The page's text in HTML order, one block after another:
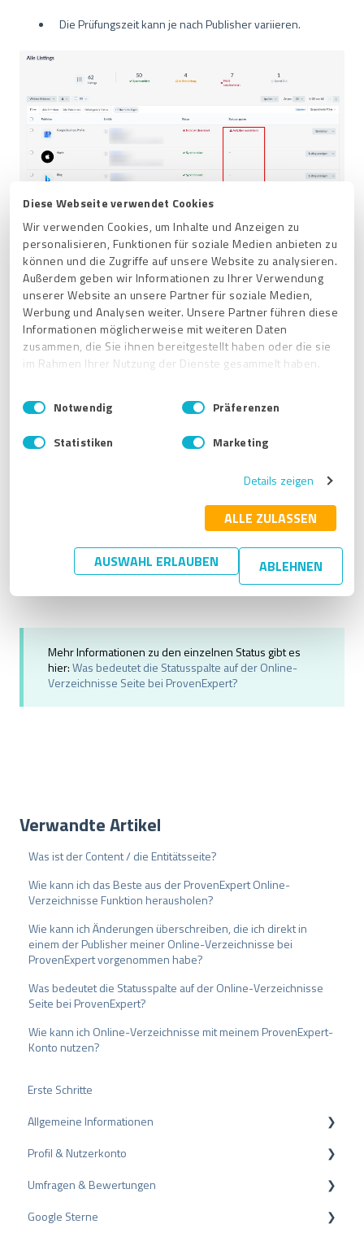
Diese Webseite verwendet Cookies
Wir verwenden Cookies, um Inhalte und Anzeigen zu
personalisieren, Funktionen für soziale Medien anbieten zu
können und die Zugriffe auf unsere Website zu analysieren.
Außerdem geben wir Informationen zu Ihrer Verwendung
unserer Website an unsere Partner für soziale Medien,
Werbung und Analysen weiter. Unsere Partner führen diese
Informationen möglicherweise mit weiteren Daten
zusammen, die Sie ihnen bereitgestellt haben oder die sie
im Rahmen Ihrer Nutzung der Dienste gesammelt haben.
Impressum
Datenschutzbestimmungen
E
i
w
h
Notwendig Präferenzen
Statistiken Marketing
Details zeigen
ALLE ZULASSEN
AUSWAHL ERLAUBEN ABLEHNEN
Die Prüfungszeit kann je nach Publisher variieren.
Dieser Status wird manchmal auch neben einer
SchaltflächeEinrichtenangezeigt.
Dies bedeutet, dass Sie Ihr Konto
separat mit dem
bestimmten Publisher verknüpfenmüssen.
Weitere Infos dazu finden Sie hier: Verbinden Sie Ihr
Facebook- und Google Unternehmensprofile-Konto.
Mehr Informationen zu den einzelnen Status gibt es
hier:Was bedeutet die Statusspalte auf der Online-
Verzeichnisse Seite bei ProvenExpert?
Verwandte Artikel
Was ist der Content / die Entitätsseite?
Wie kann ich das Beste aus der ProvenExpert Online-
Verzeichnisse Funktion herausholen?
Wie kann ich Änderungen überschreiben, die ich direkt in
einem der Publisher meiner Online-Verzeichnisse bei
ProvenExpert vorgenommen habe?
Was bedeutet die Statusspalte auf der Online-Verzeichnisse
Seite bei ProvenExpert?
Wie kann ich Online-Verzeichnisse mit meinem ProvenExpert-
Konto nutzen?
Erste Schritte
Allgemeine Informationen
Datenschutz
Pakete und Preise
API
Profil & Nutzerkonto
Profil-Einstellungen
Nutzerkonto
Umfragen & Bewertungen
Bewertungen
Google Sterne